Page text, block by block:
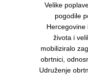
Velike
pogodile
Hercegovine
života i
mobiliziralo
obrtnici,
Udruženje